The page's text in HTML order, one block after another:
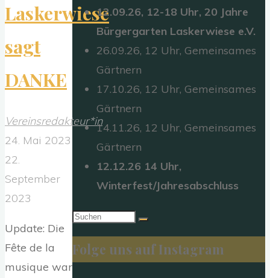
Laskerwiese
sagt
DANKE
Vereinsredakteur*in
24. Mai 2023
22.
September
2023
Update: Die
Fête de la
musique war
12.09.26, 12-18 Uhr, 20 Jahre
Bürgergarten Laskerwiese e.V.
26.09.26, 12 Uhr, Gemeinsames
Gärtnern
17.10.26, 12 Uhr, Gemeinsames
Gärtnern
14.11.26, 12 Uhr, Gemeinsames
Gärtnern
12.12.26 14 Uhr,
Winterfest/Jahresabschluss
Suchen
nach:
Folge uns auf Instagram